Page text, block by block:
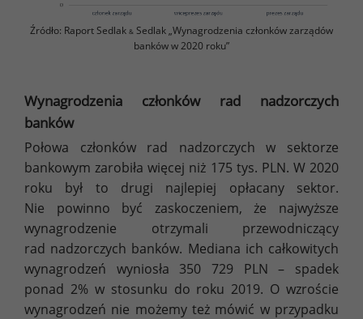
Źródło: Raport Sedlak & Sedlak „Wynagrodzenia członków zarządów
banków w 2020 roku”
Wynagrodzenia członków rad nadzorczych
banków
Połowa członków rad nadzorczych w sektorze
bankowym zarobiła więcej niż 175 tys. PLN. W 2020
roku był to drugi najlepiej opłacany sektor.
Nie powinno być zaskoczeniem, że najwyższe
wynagrodzenie otrzymali przewodniczący
rad nadzorczych banków. Mediana ich całkowitych
wynagrodzeń wyniosła 350 729 PLN – spadek
ponad 2% w stosunku do roku 2019. O wzroście
wynagrodzeń nie możemy też mówić w przypadku